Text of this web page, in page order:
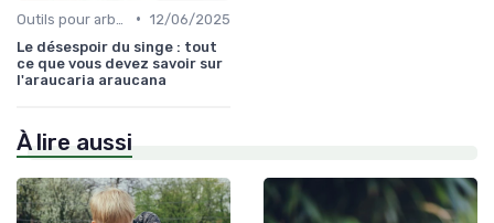
• 12/06/2025
Le désespoir du singe : tout
ce que vous devez savoir sur
l'araucaria araucana
À lire aussi